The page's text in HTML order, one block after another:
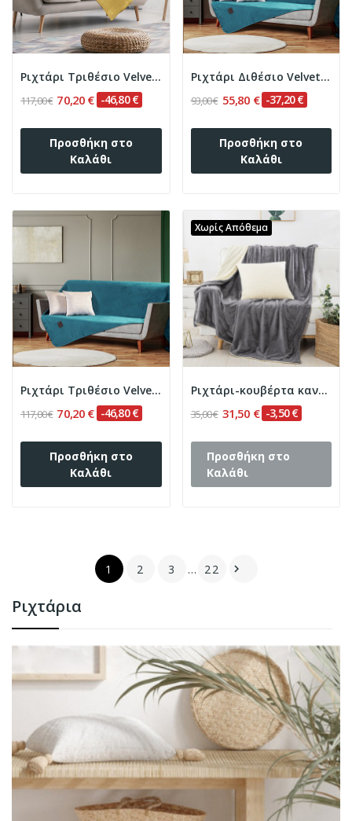
Ριχτάρια
Ριχτάρι Τριθέσιο Velvety 180x300 Art 8412 Ώχρα...
117,00 € 70,20 € -46,80 €
Προσθήκη στο
Καλάθι
Ριχτάρι Διθέσιο Velvety 180x250 Art 8413 Πετρόλ...
93,00 € 55,80 € -37,20 €
Προσθήκη στο
Καλάθι
Ριχτάρι Τριθέσιο Velvety 180x300 Art 8413...
117,00 € 70,20 € -46,80 €
Προσθήκη στο
Καλάθι
Χωρίς Απόθεμα
Ριχτάρι-κουβέρτα καναπέ Addictive Art 8401...
35,00 € 31,50 € -3,50 €
Προσθήκη στο
Καλάθι
1 2 3 … 22 